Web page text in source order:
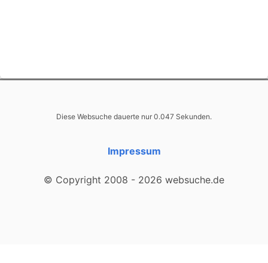
Diese Websuche dauerte nur 0.047 Sekunden.
Impressum
© Copyright 2008 - 2026 websuche.de